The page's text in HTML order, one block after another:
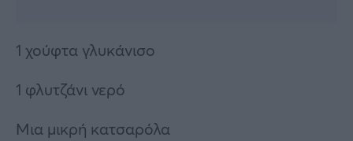
1 χούφτα γλυκάνισο
1 φλυτζάνι νερό
Μια μικρή κατσαρόλα